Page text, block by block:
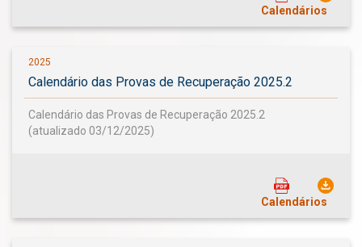
Calendários
2025
Calendário das Provas de Recuperação 2025.2
Calendário das Provas de Recuperação 2025.2
(atualizado 03/12/2025)
Calendários